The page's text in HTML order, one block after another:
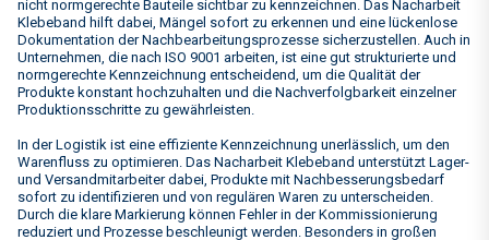
nicht normgerechte Bauteile sichtbar zu kennzeichnen. Das Nacharbeit
Klebeband hilft dabei, Mängel sofort zu erkennen und eine lückenlose
Dokumentation der Nachbearbeitungsprozesse sicherzustellen. Auch in
Unternehmen, die nach ISO 9001 arbeiten, ist eine gut strukturierte und
normgerechte Kennzeichnung entscheidend, um die Qualität der
Produkte konstant hochzuhalten und die Nachverfolgbarkeit einzelner
Produktionsschritte zu gewährleisten.
In der Logistik ist eine effiziente Kennzeichnung unerlässlich, um den
Warenfluss zu optimieren. Das Nacharbeit Klebeband unterstützt Lager-
und Versandmitarbeiter dabei, Produkte mit Nachbesserungsbedarf
sofort zu identifizieren und von regulären Waren zu unterscheiden.
Durch die klare Markierung können Fehler in der Kommissionierung
reduziert und Prozesse beschleunigt werden. Besonders in großen